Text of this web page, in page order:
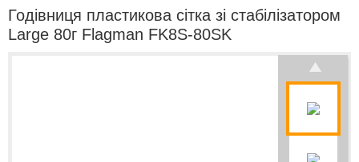
Годівниця пластикова сітка зі стабілізатором
Large 80г Flagman FK8S-80SK